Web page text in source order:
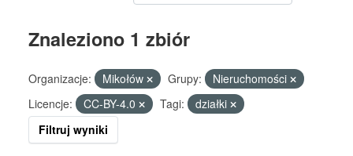
Znaleziono 1 zbiór
Organizacje: Mikołów Grupy:
Nieruchomości
Licencje:
CC-BY-4.0 Tagi:
działki
Filtruj wyniki